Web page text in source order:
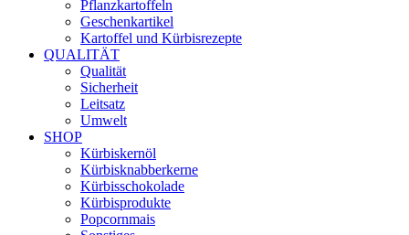
Pflanzkartoffeln
Geschenkartikel
Kartoffel und Kürbisrezepte
QUALITÄT
Qualität
Sicherheit
Leitsatz
Umwelt
SHOP
Kürbiskernöl
Kürbisknabberkerne
Kürbisschokolade
Kürbisprodukte
Popcornmais